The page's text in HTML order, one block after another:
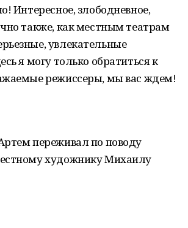
Интересное, злободневное,
также, как местным театрам
увлекательные
я могу только обратиться к
режиссеры, мы вас ждем!
переживал по поводу
художнику Михаилу